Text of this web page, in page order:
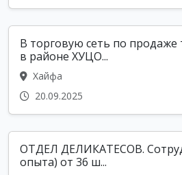
В торговую сеть по продаже
в районе ХУЦО...
Хайфа
20.09.2025
ОТДЕЛ ДЕЛИКАТЕСОВ.
опыта) от 36 ш...